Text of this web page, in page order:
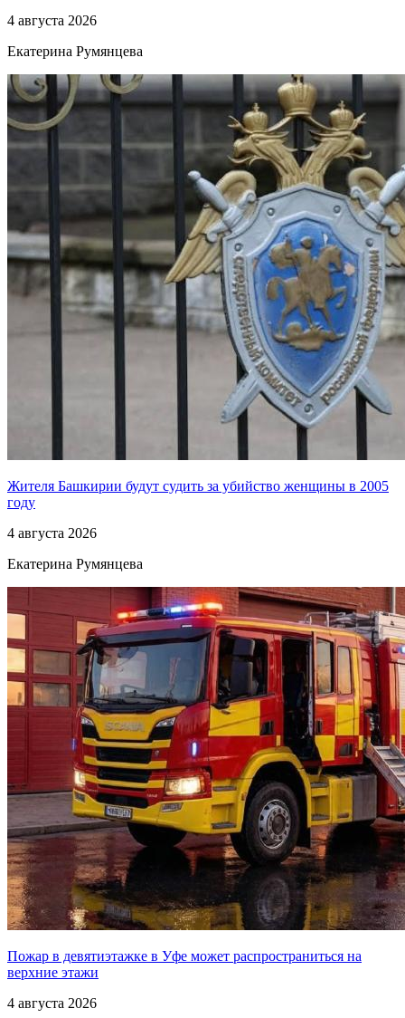
4 августа 2026
Екатерина Румянцева
Жителя Башкирии будут судить за убийство женщины в 2005
году
4 августа 2026
Екатерина Румянцева
Пожар в девятиэтажке в Уфе может распространиться на
верхние этажи
4 августа 2026